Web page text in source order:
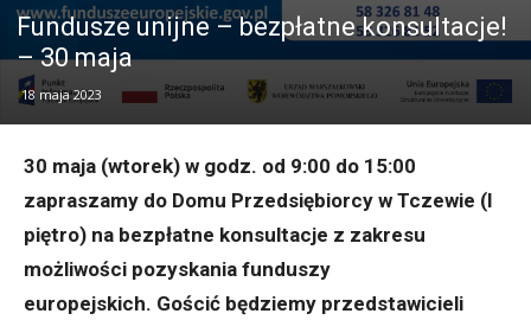
Fundusze unijne – bezpłatne konsultacje!
– 30 maja
18 maja 2023
30 maja (wtorek) w godz. od 9:00 do 15:00
zapraszamy do Domu Przedsiębiorcy w Tczewie (I
piętro) na bezpłatne konsultacje z zakresu
możliwości pozyskania funduszy
europejskich. Gościć będziemy przedstawicieli